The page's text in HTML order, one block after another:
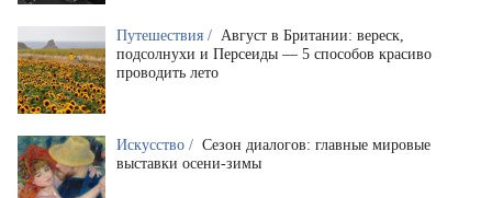
Путешествия / Август в Британии: вереск,
подсолнухи и Персеиды — 5 способов красиво
проводить лето
Искусство / Сезон диалогов: главные мировые
выставки осени-зимы